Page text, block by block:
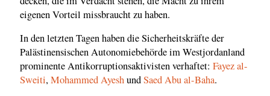
eigenen Vorteil missbraucht zu haben.
In den letzten Tagen haben die Sicherheitskräfte der
Palästinensischen Autonomiebehörde im Westjordanland
prominente Antikorruptionsaktivisten verhaftet: Fayez al-
Sweiti,Mohammed AyeshundSaed Abu al-Baha.